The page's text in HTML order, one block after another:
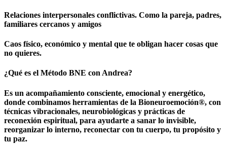
Relaciones interpersonales conflictivas. Como la pareja, padres,
familiares cercanos y amigos
Caos físico, económico y mental que te obligan hacer cosas que
no quieres.
¿Qué es el Método BNE con Andrea?
Es un acompañamiento consciente, emocional y energético,
donde combinamos herramientas de la Bioneuroemoción®, con
técnicas vibracionales, neurobiológicas y prácticas de
reconexión espiritual, para ayudarte a sanar lo invisible,
reorganizar lo interno, reconectar con tu cuerpo, tu propósito y
tu paz.